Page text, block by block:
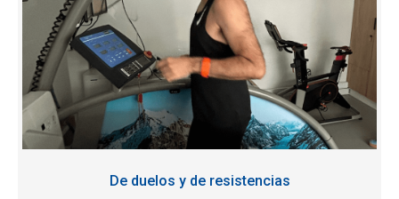
De duelos y de resistencias